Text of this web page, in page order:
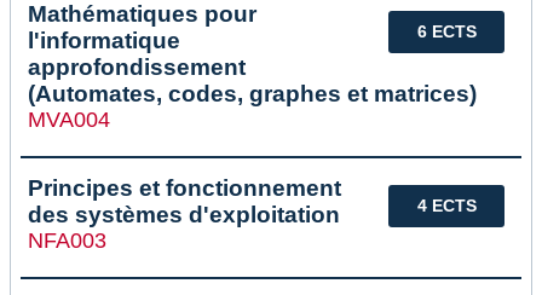
6 ECTS
Mathématiques pour
l'informatique
approfondissement
(Automates, codes, graphes et matrices)
MVA004
4 ECTS
Principes et fonctionnement
des systèmes d'exploitation
NFA003